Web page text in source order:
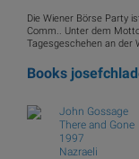
Die Wiener Börse Party
Comm.. Unter dem
Tagesgeschehen an der
Books
John Gossage
There and Gone
1997
Nazraeli